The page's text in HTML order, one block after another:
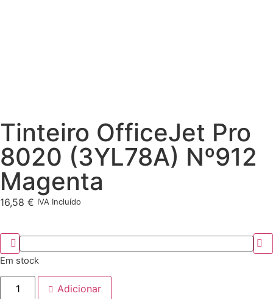
Tinteiro OfficeJet Pro
8020 (3YL78A) Nº912
Magenta
16,58 € IVA Incluído
Em stock
Adicionar